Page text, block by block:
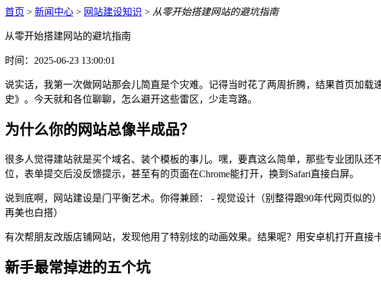
首页 > 新闻中心 > 网站建设知识 > 从零开始搭建网站的避坑指南
从零开始搭建网站的避坑指南
时间：2025-06-23 13:00:01
说实话，我第一次做网站那会儿简直是个灾难。记得当时花了两周折腾，结果首页加
史》。今天就和各位聊聊，怎么避开这些雷区，少走弯路。
为什么你的网站总像半成品？
很多人觉得建站就是买个域名、装个模板的事儿。嘿，要真这么简单，那些专业团队
位，表单提交后没反馈提示，甚至有的页面在Chrome能打开，换到Safari直接白屏。
说到底啊，网站建设是门平衡艺术。你得兼顾： - 视觉设计（别整得跟90年代网页似
再美也白搭）
有次帮朋友改版店铺网站，发现他用了特别炫的动画效果。结果呢？用安卓机打开直接
新手最常掉进的五个坑